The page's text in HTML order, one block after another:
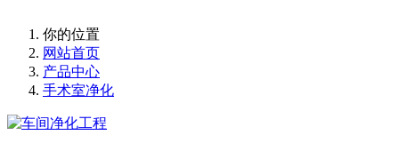
你的位置
网站首页
产品中心
手术室净化